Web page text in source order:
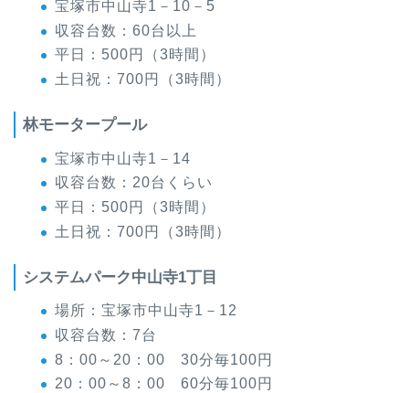
宝塚市中山寺1－10－5
収容台数：60台以上
平日：500円（3時間）
土日祝：700円（3時間）
林モータープール
宝塚市中山寺1－14
収容台数：20台くらい
平日：500円（3時間）
土日祝：700円（3時間）
システムパーク中山寺1丁目
場所：宝塚市中山寺1－12
収容台数：7台
8：00～20：00 30分毎100円
20：00～8：00 60分毎100円